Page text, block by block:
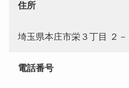
住所
埼玉県本庄市栄３丁目 ２－
電話番号